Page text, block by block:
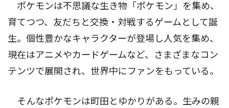
ポケモンは不思議な生き物「ポケモン」を集め、
育てつつ、友だちと交換・対戦するゲームとして誕
生。個性豊かなキャラクターが登場し人気を集め、
現在はアニメやカードゲームなど、さまざまなコン
テンツで展開され、世界中にファンをもっている。
そんなポケモンは町田とゆかりがある。生みの親